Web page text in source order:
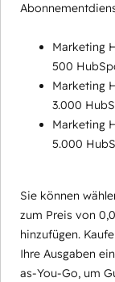
Marketing
500
Marketing
3.000
Marketing
5.000
Sie können
zum Preis von
hinzufügen.
Ihre Ausgaben
as-You-Go, um